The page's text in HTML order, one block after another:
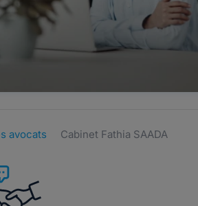
avocats Cabinet Fathia SAADA